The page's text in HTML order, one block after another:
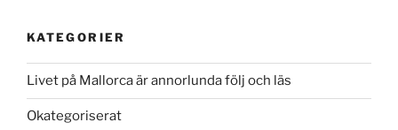
KATEGORIER
Livet på Mallorca är annorlunda följ och läs
Okategoriserat